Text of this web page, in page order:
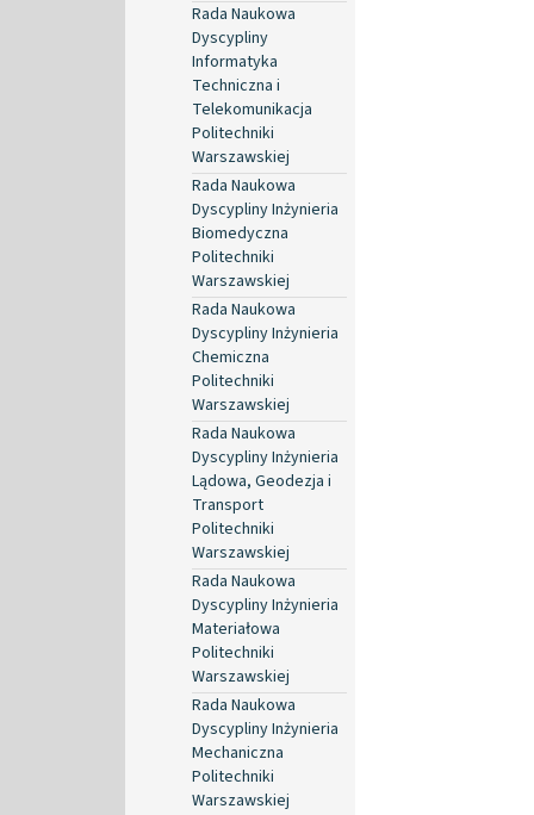
Rada Naukowa
Dyscypliny
Informatyka
Techniczna i
Telekomunikacja
Politechniki
Warszawskiej
Rada Naukowa
Dyscypliny Inżynieria
Biomedyczna
Politechniki
Warszawskiej
Rada Naukowa
Dyscypliny Inżynieria
Chemiczna
Politechniki
Warszawskiej
Rada Naukowa
Dyscypliny Inżynieria
Lądowa, Geodezja i
Transport
Politechniki
Warszawskiej
Rada Naukowa
Dyscypliny Inżynieria
Materiałowa
Politechniki
Warszawskiej
Rada Naukowa
Dyscypliny Inżynieria
Mechaniczna
Politechniki
Warszawskiej